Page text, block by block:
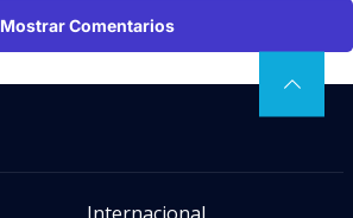
Mostrar Comentarios